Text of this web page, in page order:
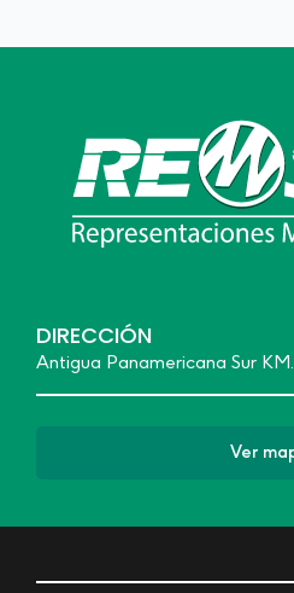
DIRECCIÓN
Antigua Panamericana Sur KM.
Ver